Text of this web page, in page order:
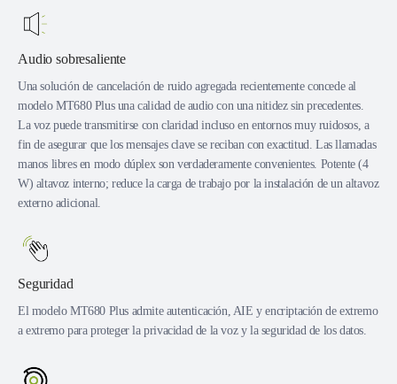
Audio sobresaliente
Una solución de cancelación de ruido agregada recientemente concede al
modelo MT680 Plus una calidad de audio con una nitidez sin precedentes.
La voz puede transmitirse con claridad incluso en entornos muy ruidosos, a
fin de asegurar que los mensajes clave se reciban con exactitud. Las llamadas
manos libres en modo dúplex son verdaderamente convenientes. Potente (4
W) altavoz interno; reduce la carga de trabajo por la instalación de un altavoz
externo adicional.
Seguridad
El modelo MT680 Plus admite autenticación, AIE y encriptación de extremo
a extremo para proteger la privacidad de la voz y la seguridad de los datos.